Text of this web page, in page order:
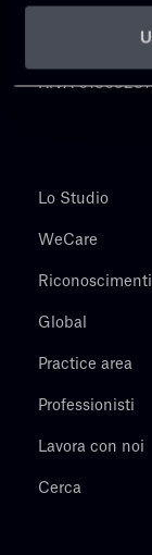
P.IVA
Lo Studio
WeCare
Riconoscimenti
Global
Practice area
Professionisti
Lavora con noi
Cerca